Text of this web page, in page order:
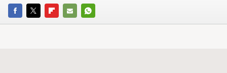
FACEBOOKTWITTERFLIPBOARD
E-
WHATSAPP